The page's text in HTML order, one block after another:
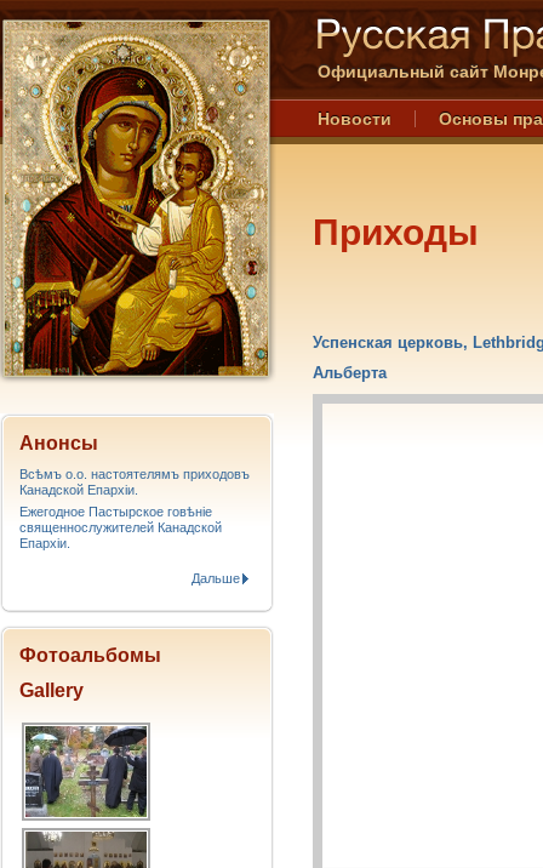
Официальный сайт
Новости Основы
Приходы
Успенская церковь,
Альберта
Анонсы
Всѣмъ о.о. настоятелямъ приходовъ
Канадской Епархiи.
Ежегодное Пастырское говѣніе
священнослужителей Канадской
Епархіи.
Дальше
Фотоальбомы
Gallery